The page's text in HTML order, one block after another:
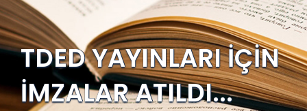
TDED YAYINLARI İÇİN
İMZALAR ATILDI...